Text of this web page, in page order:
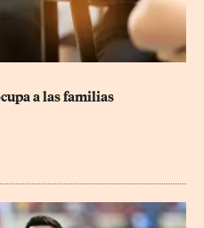
a las familias